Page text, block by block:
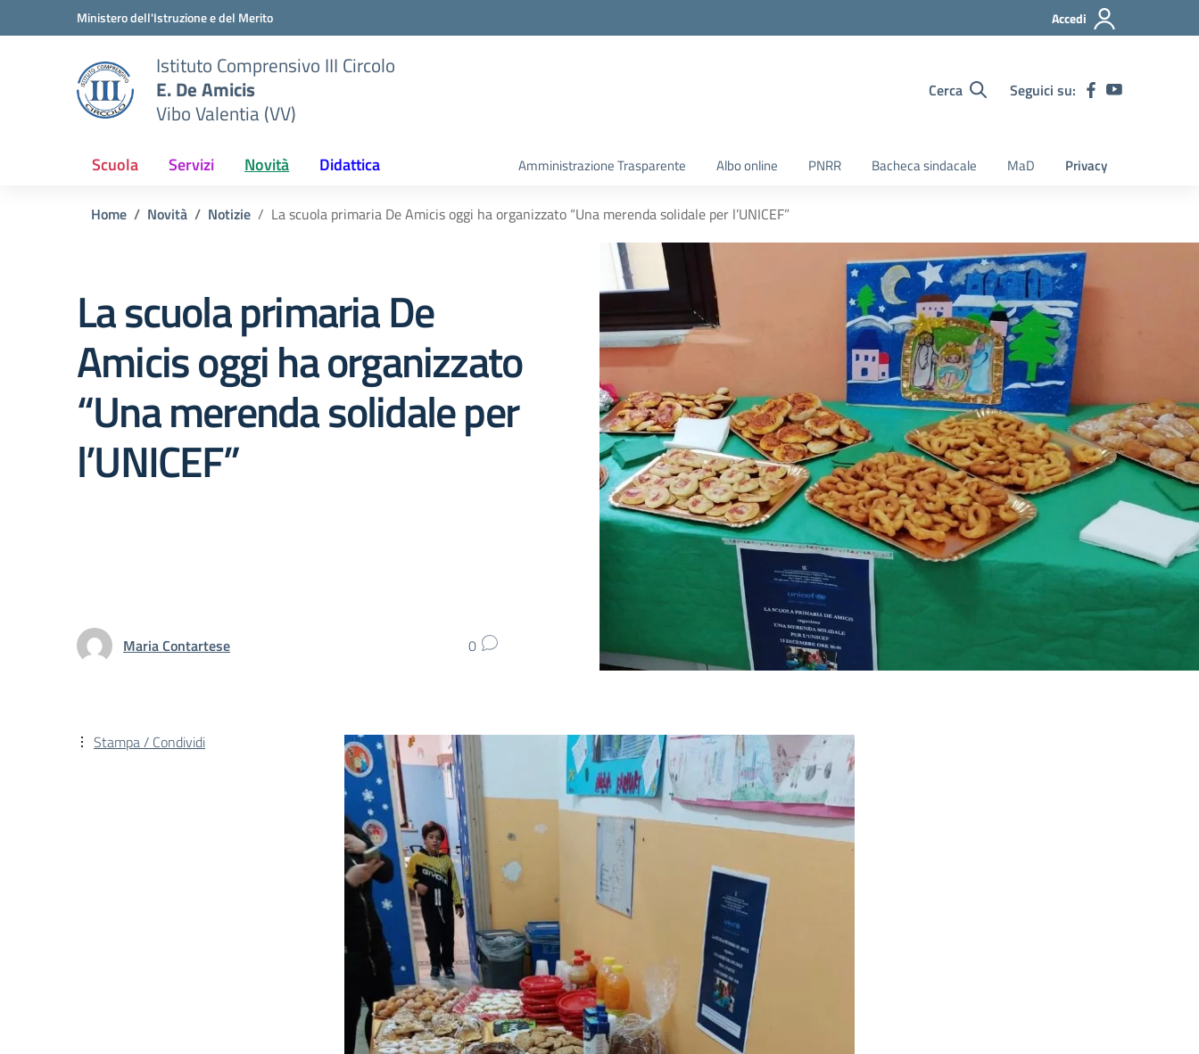
Vai ai contenuti
Vai al menu di navigazioneMinistero dell'Istruzione e del Merito Accedi
Istituto Comprensivo III Circolo
E. De Amicis
Vibo Valentia (VV)
Cerca Seguici su:
Scuola Servizi Novità Didattica Amministrazione Trasparente Albo online PNRR Bacheca sindacale MaD Privacy
Home Novità Notizie La scuola primaria De Amicis oggi ha organizzato “Una merenda solidale per l’UNICEF”
La scuola primaria De
Amicis oggi ha organizzato
“Una merenda solidale per
l’UNICEF”
Maria Contartese 0
Stampa / Condividi